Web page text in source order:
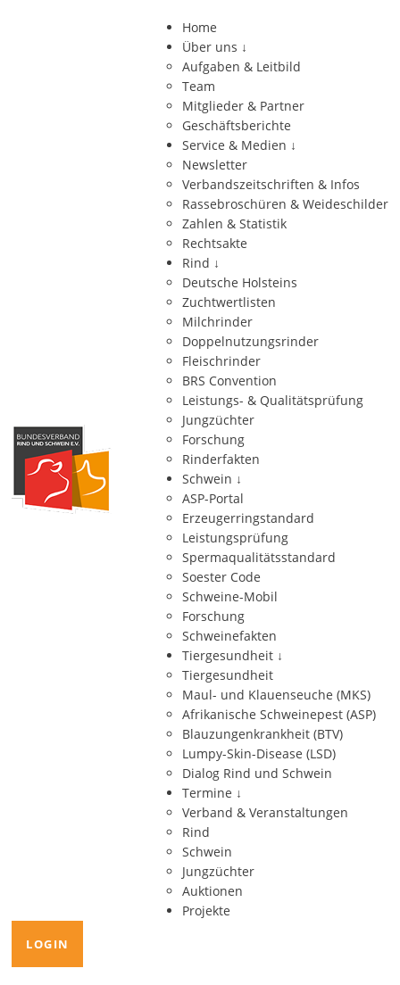
Home
Über uns ↓
Aufgaben & Leitbild
Team
Mitglieder & Partner
Geschäftsberichte
Service & Medien ↓
Newsletter
Verbandszeitschriften & Infos
Rassebroschüren & Weideschilder
Zahlen & Statistik
Rechtsakte
Rind ↓
Deutsche Holsteins
Zuchtwertlisten
Milchrinder
Doppelnutzungsrinder
Fleischrinder
BRS Convention
Leistungs- & Qualitätsprüfung
Jungzüchter
Forschung
Rinderfakten
Schwein ↓
ASP-Portal
Erzeugerringstandard
Leistungsprüfung
Spermaqualitätsstandard
Soester Code
Schweine-Mobil
Forschung
Schweinefakten
Tiergesundheit ↓
Tiergesundheit
Maul- und Klauenseuche (MKS)
Afrikanische Schweinepest (ASP)
Blauzungenkrankheit (BTV)
Lumpy-Skin-Disease (LSD)
Dialog Rind und Schwein
Termine ↓
Verband & Veranstaltungen
Rind
Schwein
Jungzüchter
Auktionen
Projekte
LOGIN